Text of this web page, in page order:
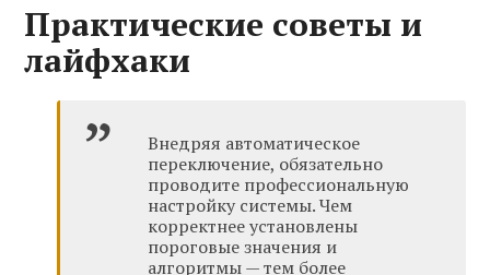
Практические советы и
лайфхаки
Внедряя автоматическое
переключение, обязательно
проводите профессиональную
настройку системы. Чем
корректнее установлены
пороговые значения и
алгоритмы — тем более